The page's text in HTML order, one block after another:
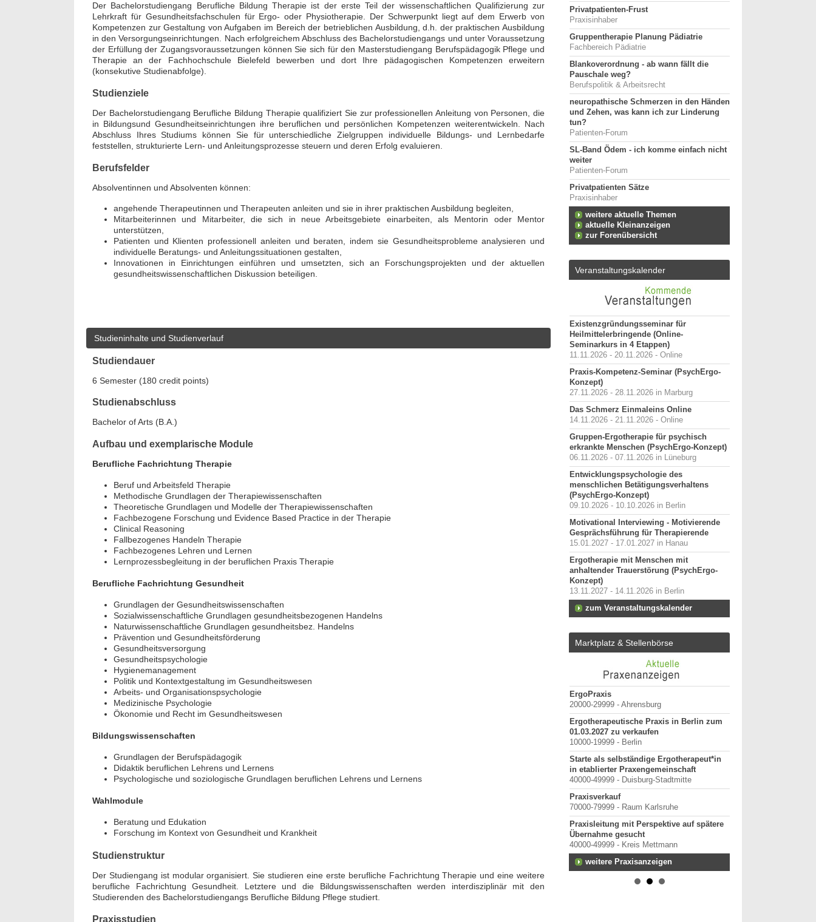
Der Bachelorstudiengang Berufliche Bildung Therapie ist der erste Teil der wissenschaftlichen Qualifizierung zur
Lehrkraft für Gesundheitsfachschulen für Ergo- oder Physiotherapie. Der Schwerpunkt liegt auf dem Erwerb von
Kompetenzen zur Gestaltung von Aufgaben im Bereich der betrieblichen Ausbildung, d.h. der praktischen Ausbildung
in den Versorgungseinrichtungen. Nach erfolgreichem Abschluss des Bachelorstudiengangs und unter Voraussetzung
der Erfüllung der Zugangsvoraussetzungen können Sie sich für den Masterstudiengang Berufspädagogik Pflege und
Therapie an der Fachhochschule Bielefeld bewerben und dort Ihre pädagogischen Kompetenzen erweitern
(konsekutive Studienabfolge).
Studienziele
Der Bachelorstudiengang Berufliche Bildung Therapie qualifiziert Sie zur professionellen Anleitung von Personen, die
in Bildungsund Gesundheitseinrichtungen ihre beruflichen und persönlichen Kompetenzen weiterentwickeln. Nach
Abschluss Ihres Studiums können Sie für unterschiedliche Zielgruppen individuelle Bildungs- und Lernbedarfe
feststellen, strukturierte Lern- und Anleitungsprozesse steuern und deren Erfolg evaluieren.
Berufsfelder
Absolventinnen und Absolventen können:
angehende Therapeutinnen und Therapeuten anleiten und sie in ihrer praktischen Ausbildung begleiten,
Mitarbeiterinnen und Mitarbeiter, die sich in neue Arbeitsgebiete einarbeiten, als Mentorin oder Mentor
unterstützen,
Patienten und Klienten professionell anleiten und beraten, indem sie Gesundheitsprobleme analysieren und
individuelle Beratungs- und Anleitungssituationen gestalten,
Innovationen in Einrichtungen einführen und umsetzten, sich an Forschungsprojekten und der aktuellen
gesundheitswissenschaftlichen Diskussion beteiligen.
Studieninhalte und Studienverlauf
Studiendauer
6 Semester (180 credit points)
Studienabschluss
Bachelor of Arts (B.A.)
Aufbau und exemplarische Module
Berufliche Fachrichtung Therapie
Beruf und Arbeitsfeld Therapie
Methodische Grundlagen der Therapiewissenschaften
Theoretische Grundlagen und Modelle der Therapiewissenschaften
Fachbezogene Forschung und Evidence Based Practice in der Therapie
Clinical Reasoning
Fallbezogenes Handeln Therapie
Fachbezogenes Lehren und Lernen
Lernprozessbegleitung in der beruflichen Praxis Therapie
Berufliche Fachrichtung Gesundheit
Grundlagen der Gesundheitswissenschaften
Sozialwissenschaftliche Grundlagen gesundheitsbezogenen Handelns
Naturwissenschaftliche Grundlagen gesundheitsbez. Handelns
Prävention und Gesundheitsförderung
Gesundheitsversorgung
Gesundheitspsychologie
Hygienemanagement
Politik und Kontextgestaltung im Gesundheitswesen
Arbeits- und Organisationspsychologie
Medizinische Psychologie
Ökonomie und Recht im Gesundheitswesen
Bildungswissenschaften
Grundlagen der Berufspädagogik
Didaktik beruflichen Lehrens und Lernens
Psychologische und soziologische Grundlagen beruflichen Lehrens und Lernens
Wahlmodule
Beratung und Edukation
Forschung im Kontext von Gesundheit und Krankheit
Studienstruktur
Der Studiengang ist modular organisiert. Sie studieren eine erste berufliche Fachrichtung Therapie und eine weitere
berufliche Fachrichtung Gesundheit. Letztere und die Bildungswissenschaften werden interdisziplinär mit den
Studierenden des Bachelorstudiengangs Berufliche Bildung Pflege studiert.
Praxisstudien
Privatpatienten-Frust
Praxisinhaber
Gruppentherapie Planung Pädiatrie
Fachbereich Pädiatrie
Blankoverordnung - ab wann fällt die
Pauschale weg?
Berufspolitik & Arbeitsrecht
neuropathische Schmerzen in den Händen
und Zehen, was kann ich zur Linderung
tun?
Patienten-Forum
SL-Band Ödem - ich komme einfach nicht
weiter
Patienten-Forum
Privatpatienten Sätze
Praxisinhaber
weitere aktuelle Themen
aktuelle Kleinanzeigen
zur Forenübersicht
Veranstaltungskalender
Existenzgründungsseminar für
Heilmittelerbringende (Online-
Seminarkurs in 4 Etappen)
11.11.2026 - 20.11.2026 - Online
Praxis-Kompetenz-Seminar (PsychErgo-
Konzept)
27.11.2026 - 28.11.2026 in Marburg
Das Schmerz Einmaleins Online
14.11.2026 - 21.11.2026 - Online
Gruppen-Ergotherapie für psychisch
erkrankte Menschen (PsychErgo-Konzept)
06.11.2026 - 07.11.2026 in Lüneburg
Entwicklungspsychologie des
menschlichen Betätigungsverhaltens
(PsychErgo-Konzept)
09.10.2026 - 10.10.2026 in Berlin
Motivational Interviewing - Motivierende
Gesprächsführung für Therapierende
15.01.2027 - 17.01.2027 in Hanau
Ergotherapie mit Menschen mit
anhaltender Trauerstörung (PsychErgo-
Konzept)
13.11.2027 - 14.11.2026 in Berlin
zum Veranstaltungskalender
Marktplatz & Stellenbörse
Bewerbung um einen Praktikumsplatz für
Berlin/ Mitte
Altersmedizin und Neurologie Weyertal
Vollzeit
20144 - Hamburg
ErgoPraxis
20000-29999 - Ahrensburg
Ergotherapeutische Praxis in Berlin zum
01.03.2027 zu verkaufen
10000-19999 - Berlin
Starte als selbständige Ergotherapeut*in
in etablierter Praxengemeinschaft
40000-49999 - Duisburg-Stadtmitte
Praxisverkauf
70000-79999 - Raum Karlsruhe
Praxisleitung mit Perspektive auf spätere
Übernahme gesucht
40000-49999 - Kreis Mettmann
weitere Praxisanzeigen